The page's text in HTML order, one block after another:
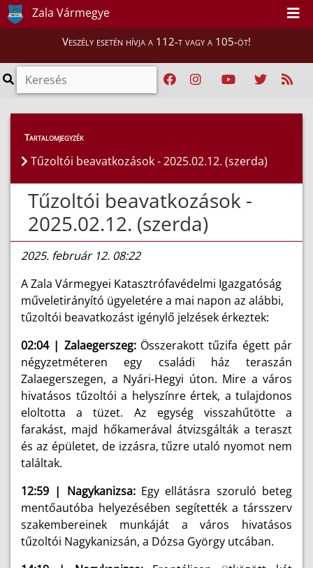
Zala Vármegye
Veszély esetén hívja a 112-t vagy a 105-öt!
Híreink > Hírek
Tartalomjegyzék
Tűzoltói beavatkozások - 2025.02.12. (szerda)
Tűzoltói beavatkozások -
2025.02.12. (szerda)
2025. február 12. 08:22
A Zala Vármegyei Katasztrófavédelmi Igazgatóság
műveletirányító ügyeletére a mai napon az alábbi,
tűzoltói beavatkozást igénylő jelzések érkeztek:
02:04 | Zalaegerszeg:Összerakott tűzifa égett pár
négyzetméteren egy családi ház teraszán
Zalaegerszegen, a Nyári-Hegyi úton. Mire a város
hivatásos tűzoltói a helyszínre értek, a tulajdonos
eloltotta a tüzet. Az egység visszahűtötte a
farakást, majd hőkamerával átvizsgálták a teraszt
és az épületet, de izzásra, tűzre utaló nyomot nem
találtak.
12:59 | Nagykanizsa:Egy ellátásra szoruló beteg
mentőautóba helyezésében segítették a társszerv
szakembereinek munkáját a város hivatásos
tűzoltói Nagykanizsán, a Dózsa György utcában.